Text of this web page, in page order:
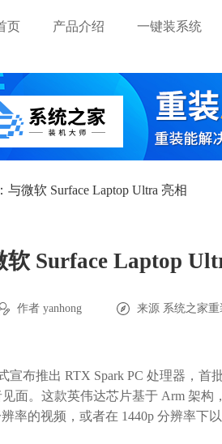
页 产品介绍 一键装系统
与微软 Surface Laptop Ultra 亮相
Surface Laptop
作者 yanhong 来源 系统之家重
推出 RTX Spark PC 处理器，首
面。这款英伟达芯片基于 Arm 架构
率的视频，或者在 1440p 分辨率下